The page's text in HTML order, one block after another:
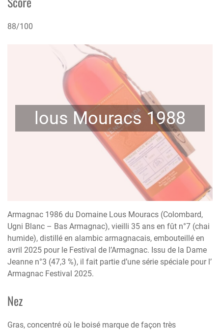
88/100
lous Mouracs 1988
Armagnac 1986 du Domaine Lous Mouracs (Colombard,
Ugni Blanc – Bas Armagnac), vieilli 35 ans en fût n°7 (chai
humide), distillé en alambic armagnacais, embouteillé en
avril 2025 pour le Festival de l’Armagnac. Issu de la Dame
Jeanne n°3 (47,3 %), il fait partie d’une série spéciale pour l’
Armagnac Festival 2025.
Nez
Gras, concentré où le boisé marque de façon très